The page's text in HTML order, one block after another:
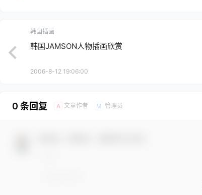
韩国插画
韩国JAMSON人物插画欣赏
2006-8-12 19:06:00
0 条回复 A 文章作者 M 管理员